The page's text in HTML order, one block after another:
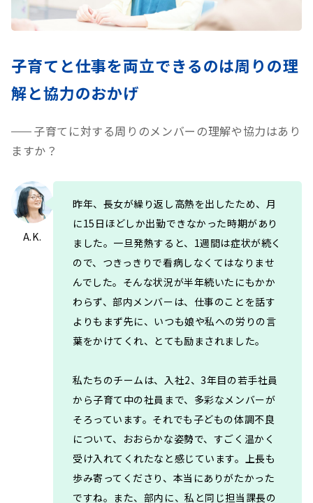
子育てと仕事を両立できるのは周りの理
解と協力のおかげ
子育てに対する周りのメンバーの理解や協力はあり
ますか？
A.K.
昨年、長女が繰り返し高熱を出したため、月
に15日ほどしか出勤できなかった時期があり
ました。一旦発熱すると、1週間は症状が続く
ので、つきっきりで看病しなくてはなりませ
んでした。そんな状況が半年続いたにもかか
わらず、部内メンバーは、仕事のことを話す
よりもまず先に、いつも娘や私への労りの言
葉をかけてくれ、とても励まされました。
私たちのチームは、入社2、3年目の若手社員
から子育て中の社員まで、多彩なメンバーが
そろっています。それでも子どもの体調不良
について、おおらかな姿勢で、すごく温かく
受け入れてくれたなと感じています。上長も
歩み寄ってくださり、本当にありがたかった
ですね。また、部内に、私と同じ担当課長の